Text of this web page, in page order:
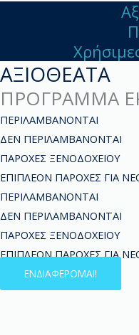
ΑΞΙΟΘΕΑΤΑ
ΠΡΟΓΡΑΜΜΑ
ΠΕΡΙΛΑΜΒΑΝΟΝΤΑΙ
ΔΕΝ ΠΕΡΙΛΑΜΒΑΝΟΝΤΑΙ
ΠΑΡΟΧΕΣ ΞΕΝΟΔΟΧΕΙΟΥ
ΕΠΙΠΛΕΟΝ ΠΑΡΟΧΕΣ ΓΙΑ
ΠΕΡΙΛΑΜΒΑΝΟΝΤΑΙ
ΔΕΝ ΠΕΡΙΛΑΜΒΑΝΟΝΤΑΙ
ΠΑΡΟΧΕΣ ΞΕΝΟΔΟΧΕΙΟΥ
ΕΠΙΠΛΕΟΝ ΠΑΡΟΧΕΣ ΓΙΑ
ΕΝΔΙΑΦΕΡΟΜΑΙ!